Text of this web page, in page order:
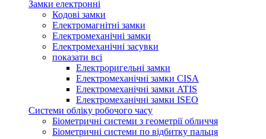
Замки електронні
Кодові замки
Електромагнітні замки
Електромеханічні замки
Електромеханічні засувки
показати всі
Електроригельні замки
Електромеханічні замки CISA
Електромеханічні замки ATIS
Електромеханічні замки ISEO
Системи обліку робочого часу
Біометричні системи з геометрії обличчя
Біометричні системи по відбитку пальця